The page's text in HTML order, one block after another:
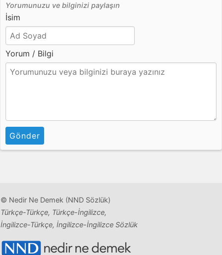
Yorumunuzu ve bilginizi paylaşın
İsim
Yorum / Bilgi
Gönder
© Nedir Ne Demek (NND Sözlük)
Türkçe-Türkçe, Türkçe-İngilizce,
İngilizce-Türkçe, İngilizce-İngilizce Sözlük